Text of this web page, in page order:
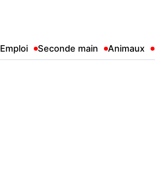
Emploi Seconde main Animaux